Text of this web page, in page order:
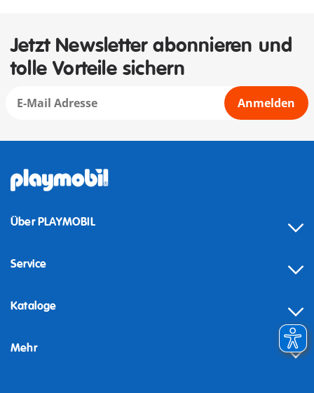
Jetzt Newsletter abonnieren und
tolle Vorteile sichern
Anmelden
Über PLAYMOBIL
Service
Kataloge
Mehr